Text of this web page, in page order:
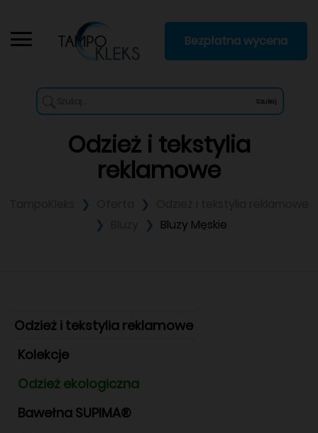
Szukaj
Bezpłatna wycena
Odzież i tekstylia
reklamowe
Bluzy Męskie
Odzież i tekstylia reklamowe
Kolekcje
Odzież ekologiczna
Bawełna SUPIMA®